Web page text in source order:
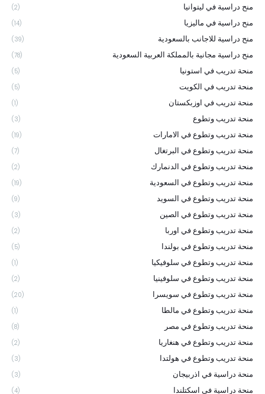
منح دراسية في ليتوانيا (2)
منح دراسية في ماليزيا (14)
منح دراسية للاجانب بالسعودية (39)
منح دراسية مجانية بالمملكة العربية السعودية (78)
منحة تدريب في استونيا (5)
منحة تدريب في الكويت (5)
منحة تدريب في اوزبكستان (1)
منحة تدريب وتطوع (3)
منحة تدريب وتطوع في الامارات (19)
منحة تدريب وتطوع في البرتغال (7)
منحة تدريب وتطوع في الدنمارك (2)
منحة تدريب وتطوع في السعودية (19)
منحة تدريب وتطوع في السويد (9)
منحة تدريب وتطوع في الصين (3)
منحة تدريب وتطوع في اوربا (2)
منحة تدريب وتطوع في بولندا (5)
منحة تدريب وتطوع في سلوفيكيا (1)
منحة تدريب وتطوع في سلوفينيا (2)
منحة تدريب وتطوع في سويسرا (20)
منحة تدريب وتطوع في مالطا (1)
منحة تدريب وتطوع في مصر (8)
منحة تدريب وتطوع في هنغاريا (2)
منحة تدريب وتطوع في هولتدا (3)
منحة دراسية في اذربيجان (3)
منحة دراسية في اسكتلندا (4)